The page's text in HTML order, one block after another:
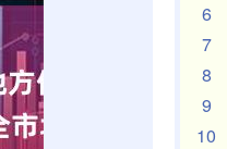
6
7
8
9
10